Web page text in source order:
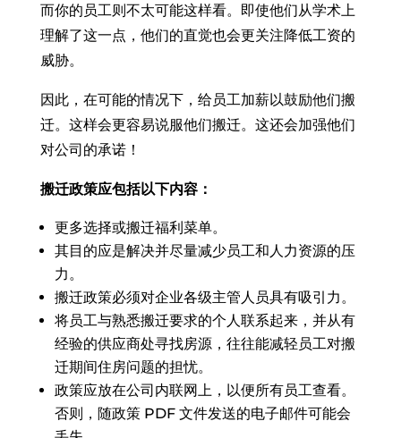
而你的员工则不太可能这样看。即使他们从学术上
理解了这一点，他们的直觉也会更关注降低工资的
威胁。
因此，在可能的情况下，给员工加薪以鼓励他们搬
迁。这样会更容易说服他们搬迁。这还会加强他们
对公司的承诺！
搬迁政策应包括以下内容：
更多选择或搬迁福利菜单。
其目的应是解决并尽量减少员工和人力资源的压
力。
搬迁政策必须对企业各级主管人员具有吸引力。
将员工与熟悉搬迁要求的个人联系起来，并从有
经验的供应商处寻找房源，往往能减轻员工对搬
迁期间住房问题的担忧。
政策应放在公司内联网上，以便所有员工查看。
否则，随政策 PDF 文件发送的电子邮件可能会